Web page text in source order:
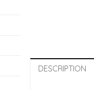
DESCRIPTION